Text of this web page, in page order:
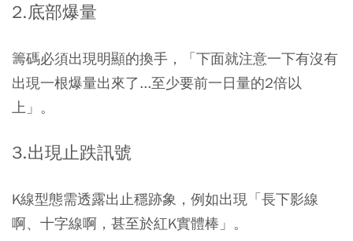
2.底部爆量
籌碼必須出現明顯的換手，「下面就注意一下有沒有
出現一根爆量出來了...至少要前一日量的2倍以
上」。
3.出現止跌訊號
K線型態需透露出止穩跡象，例如出現「長下影線
啊、十字線啊，甚至於紅K實體棒」。